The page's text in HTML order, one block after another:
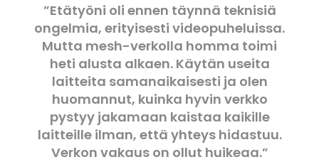
”Etätyöni oli ennen täynnä teknisiä
ongelmia, erityisesti videopuheluissa.
Mutta mesh-verkolla homma toimi
heti alusta alkaen. Käytän useita
laitteita samanaikaisesti ja olen
huomannut, kuinka hyvin verkko
pystyy jakamaan kaistaa kaikille
laitteille ilman, että yhteys hidastuu.
Verkon vakaus on ollut huikeaa.”